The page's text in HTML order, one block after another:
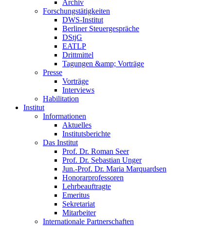
Archiv
Forschungstätigkeiten
DWS-Institut
Berliner Steuergespräche
DStjG
EATLP
Drittmittel
Tagungen &amp; Vorträge
Presse
Vorträge
Interviews
Habilitation
Institut
Informationen
Aktuelles
Institutsberichte
Das Institut
Prof. Dr. Roman Seer
Prof. Dr. Sebastian Unger
Jun.-Prof. Dr. Maria Marquardsen
Honorarprofessoren
Lehrbeauftragte
Emeritus
Sekretariat
Mitarbeiter
Internationale Partnerschaften